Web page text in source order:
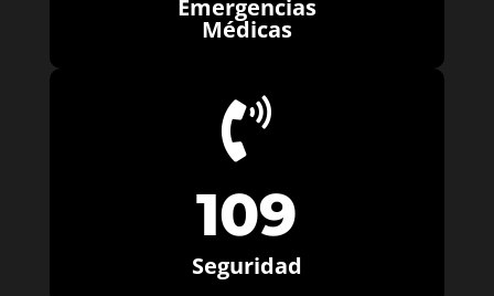
Emergencias
Médicas

109
Seguridad